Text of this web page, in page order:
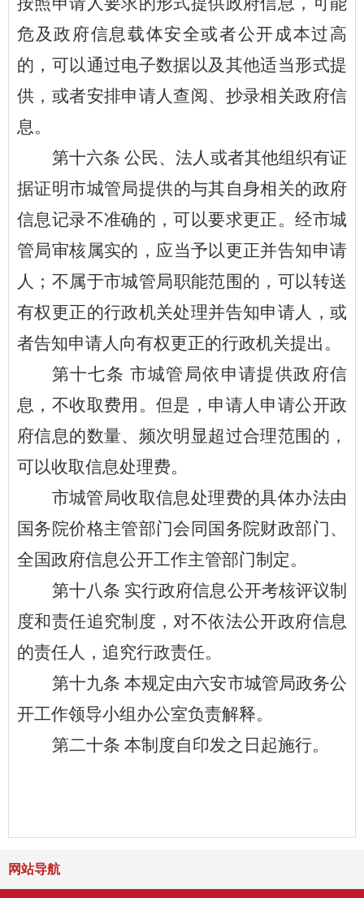
危及政府信息载体安全或者公开成本过高
的，可以通过电子数据以及其他适当形式提
供，或者安排申请人查阅、抄录相关政府信
息。
第十六条 公民、法人或者其他组织有证
据证明市城管局提供的与其自身相关的政府
信息记录不准确的，可以要求更正。经市城
管局审核属实的，应当予以更正并告知申请
人；不属于市城管局职能范围的，可以转送
有权更正的行政机关处理并告知申请人，或
者告知申请人向有权更正的行政机关提出。
第十七条 市城管 局依申请提供政府信
息，不收取费用。但是，申请人申请公开政
府信息的数量、频次明显超过合理范围的，
可以收取信息处理费。
市城管局收取信息处理费的具体办法由
国务院价格主管部门会同国务院财政部门、
全国政府信息公开工作主管部门制定。
第十八条 实行政府信息公开考核评议制
度和责任追究制度，对不依法公开政府信息
的责任人，追究行政责任。
第十九条 本规定由六安市城管局政务公
开工作领导小组办公室负责解释。
第二十条 本制度自印发之日起施行。
网站导航